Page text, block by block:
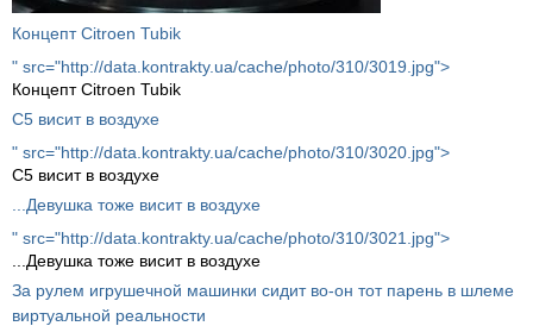
Концепт Citroen Tubik
" src="http://data.kontrakty.ua/cache/photo/310/3019.jpg">
Концепт Citroen Tubik
C5 висит в воздухе
" src="http://data.kontrakty.ua/cache/photo/310/3020.jpg">
C5 висит в воздухе
...Девушка тоже висит в воздухе
" src="http://data.kontrakty.ua/cache/photo/310/3021.jpg">
...Девушка тоже висит в воздухе
За рулем игрушечной машинки сидит во-он тот парень в шлеме
виртуальной реальности